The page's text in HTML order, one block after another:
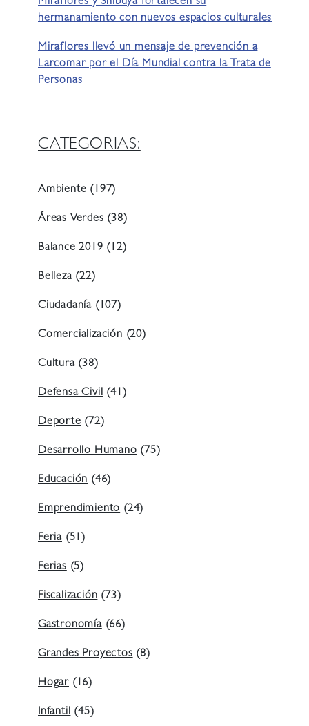
Miraflores y Shibuya fortalecen su
hermanamiento con nuevos espacios culturales
Miraflores llevó un mensaje de prevención a
Larcomar por el Día Mundial contra la Trata de
Personas
CATEGORIAS:
Ambiente(197)
Áreas Verdes(38)
Balance 2019(12)
Belleza(22)
Ciudadanía (107)
Comercialización(20)
Cultura(38)
Defensa Civil(41)
Deporte(72)
Desarrollo Humano(75)
Educación(46)
Emprendimiento(24)
Feria (51)
Ferias(5)
Fiscalización(73)
Gastronomía(66)
Grandes Proyectos(8)
Hogar (16)
Infantil(45)